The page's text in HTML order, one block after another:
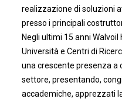
realizzazione di soluzioni
presso i principali
Negli ultimi 15 anni
Università e Centri di
una crescente presenza
settore, presentando,
accademiche, apprezzati